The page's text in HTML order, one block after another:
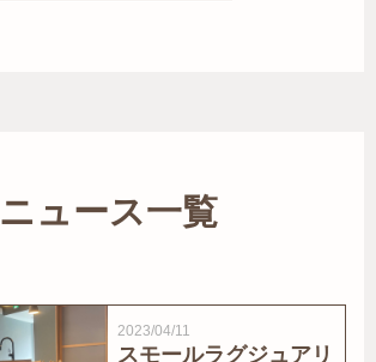
ニュース一覧
2023/04/11
スモールラグジュアリ